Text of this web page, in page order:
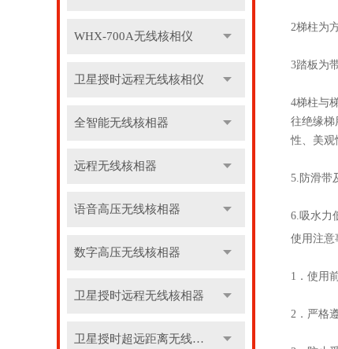
WHX-700A无线核相仪
卫星授时远程无线核相仪
全智能无线核相器
远程无线核相器
语音高压无线核相器
数字高压无线核相器
卫星授时远程无线核相器
卫星授时超远距离无线核相器
2梯柱为
3踏板为
4梯柱与
往绝缘梯
性、美观
5.防滑带
6.吸水力
使用注意
1．使用
2．严格